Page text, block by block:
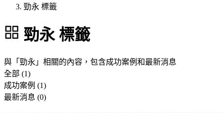
勁永 標籤
勁永 標籤
與「 勁永 」相關的內容，包含成功案例和最新消息
全部 (1)
成功案例 (1)
最新消息 (0)